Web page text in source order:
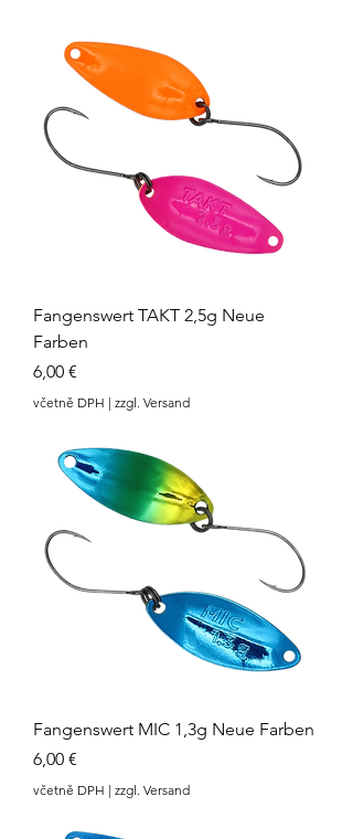
Fangenswert TAKT 2,5g Neue
Farben
Cena
6,00 €
včetně DPH | zzgl. Versand
Fangenswert MIC 1,3g Neue Farben
Cena
6,00 €
včetně DPH | zzgl. Versand